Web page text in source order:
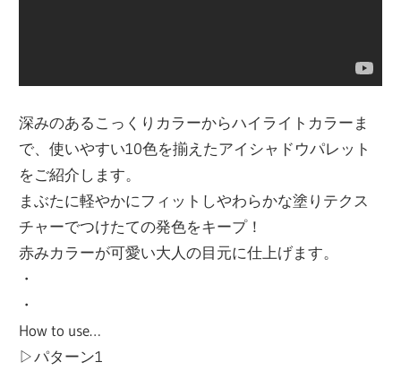
深みのあるこっくりカラーからハイライトカラーま
で、使いやすい10色を揃えたアイシャドウパレット
をご紹介します。
まぶたに軽やかにフィットしやわらかな塗りテクス
チャーでつけたての発色をキープ！
赤みカラーが可愛い大人の目元に仕上げます。
・
・
How to use…
▷パターン1